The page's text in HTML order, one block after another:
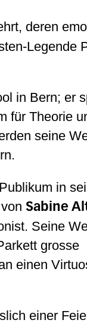
deren
Legende
in Bern; er
für Theorie
seine
in
Sabine
Seine
grosse
einen
einer